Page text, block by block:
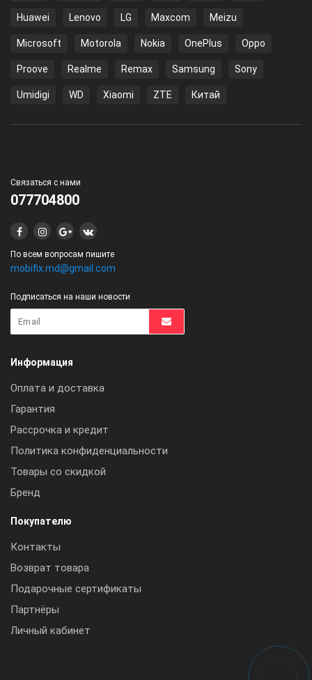
Huawei Lenovo LG Maxcom Meizu
Microsoft Motorola Nokia OnePlus Oppo
Proove Realme Remax Samsung Sony
Umidigi WD Xiaomi ZTE Китай
Связаться с нами
077704800
По всем вопросам пишите
mobifix.md@gmail.com
Подписаться на наши новости
Информация
Оплата и доставка
Гарантия
Рассрочка и кредит
Политика конфиденциальности
Товары со скидкой
Бренд
Покупателю
Контакты
Возврат товара
Подарочные сертификаты
Партнёры
Личный кабинет